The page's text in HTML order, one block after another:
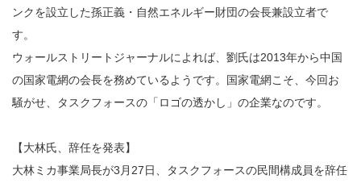
ンクを設立した孫正義・自然エネルギー財団の会長兼設立者で
す。
ウォールストリートジャーナルによれば、劉氏は2013年から中国
の国家電網の会長を務めているようです。国家電網こそ、今回お
騒がせ、タスクフォースの「ロゴの透かし」の企業なのです。
【大林氏、辞任を発表】
大林ミカ事業局長が3月27日、タスクフォースの民間構成員を辞任